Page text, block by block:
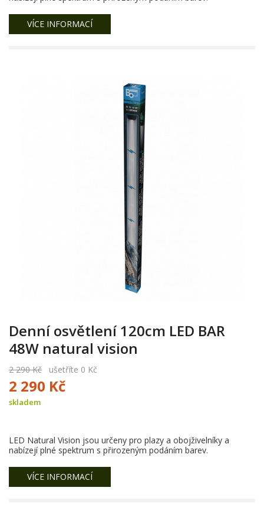
VÍCE INFORMACÍ
Denní osvětlení 120cm LED BAR
48W natural vision
2 290 Kč ušetříte 0 Kč
2 290 Kč
skladem
LED Natural Vision jsou určeny pro plazy a obojživelníky a
nabízejí plné spektrum s přirozeným podáním barev.
VÍCE INFORMACÍ